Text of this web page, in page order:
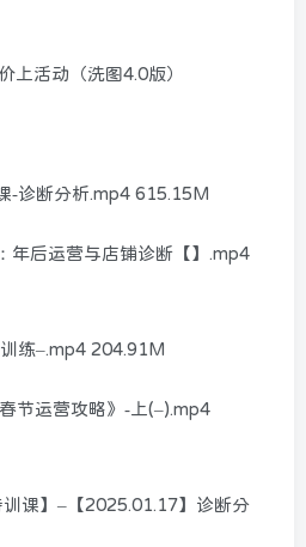
上活动（洗图4.0版）
-诊断分析.mp4 615.15M
年后运营与店铺诊断【】.mp4
练–.mp4 204.91M
节运营攻略》-上(–).mp4
课】–【2025.01.17】诊断分